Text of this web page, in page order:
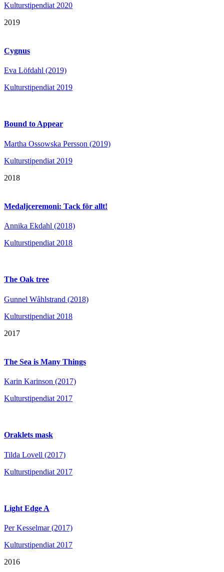
Kulturstipendiat 2020
2019
Cygnus
Eva Löfdahl (2019)
Kulturstipendiat 2019
Bound to Appear
Martha Ossowska Persson (2019)
Kulturstipendiat 2019
2018
Medaljceremoni: Tack för allt!
Annika Ekdahl (2018)
Kulturstipendiat 2018
The Oak tree
Gunnel Wåhlstrand (2018)
Kulturstipendiat 2018
2017
The Sea is Many Things
Karin Karinson (2017)
Kulturstipendiat 2017
Oraklets mask
Tilda Lovell (2017)
Kulturstipendiat 2017
Light Edge A
Per Kesselmar (2017)
Kulturstipendiat 2017
2016